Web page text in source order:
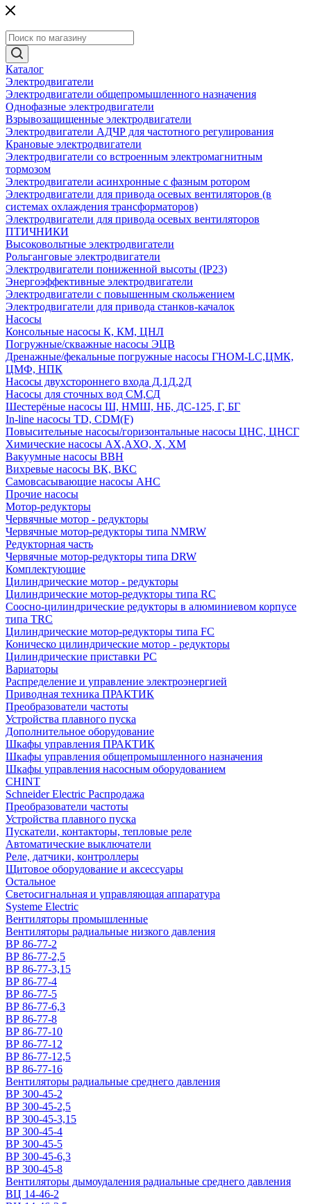
Каталог
Электродвигатели
Электродвигатели общепромышленного назначения
Однофазные электродвигатели
Взрывозащищенные электродвигатели
Электродвигатели АДЧР для частотного регулирования
Крановые электродвигатели
Электродвигатели со встроенным электромагнитным
тормозом
Электродвигатели асинхронные с фазным ротором
Электродвигатели для привода осевых вентиляторов (в
системах охлаждения трансформаторов)
Электродвигатели для привода осевых вентиляторов
ПТИЧНИКИ
Высоковольтные электродвигатели
Рольганговые электродвигатели
Электродвигатели пониженной высоты (IP23)
Энергоэффективные электродвигатели
Электродвигатели с повышенным скольжением
Электродвигатели для привода станков-качалок
Насосы
Консольные насосы К, КМ, ЦНЛ
Погружные/скважные насосы ЭЦВ
Дренажные/фекальные погружные насосы ГНОМ-LC,ЦМК,
ЦМФ, НПК
Насосы двухстороннего входа Д,1Д,2Д
Насосы для сточных вод СМ,СД
Шестерёные насосы Ш, НМШ, НБ, ДС-125, Г, БГ
In-line насосы TD, CDM(F)
Повысительные насосы/горизонтальные насосы ЦНС, ЦНСГ
Химические насосы АХ,АХО, Х, ХМ
Вакуумные насосы ВВН
Вихревые насосы ВК, ВКС
Самовсасывающие насосы АНС
Прочие насосы
Мотор-редукторы
Червячные мотор - редукторы
Червячные мотор-редукторы типа NMRW
Редукторная часть
Червячные мотор-редукторы типа DRW
Комплектующие
Цилиндрические мотор - редукторы
Цилиндрические мотор-редукторы типа RC
Соосно-цилиндрические редукторы в алюминиевом корпусе
типа TRC
Цилиндрические мотор-редукторы типа FC
Коническо цилиндрические мотор - редукторы
Цилиндрические приставки PC
Вариаторы
Распределение и управление электроэнергией
Приводная техника ПРАКТИК
Преобразователи частоты
Устройства плавного пуска
Дополнительное оборудование
Шкафы управления ПРАКТИК
Шкафы управления общепромышленного назначения
Шкафы управления насосным оборудованием
CHINT
Schneider Electric Распродажа
Преобразователи частоты
Устройства плавного пуска
Пускатели, контакторы, тепловые реле
Автоматические выключатели
Реле, датчики, контроллеры
Щитовое оборудование и аксессуары
Остальное
Светосигнальная и управляющая аппаратура
Systeme Electric
Вентиляторы промышленные
Вентиляторы радиальные низкого давления
ВР 86-77-2
ВР 86-77-2,5
ВР 86-77-3,15
ВР 86-77-4
ВР 86-77-5
ВР 86-77-6,3
ВР 86-77-8
ВР 86-77-10
ВР 86-77-12
ВР 86-77-12,5
ВР 86-77-16
Вентиляторы радиальные среднего давления
ВР 300-45-2
ВР 300-45-2,5
ВР 300-45-3,15
ВР 300-45-4
ВР 300-45-5
ВР 300-45-6,3
ВР 300-45-8
Вентиляторы дымоудаления радиальные среднего давления
ВЦ 14-46-2